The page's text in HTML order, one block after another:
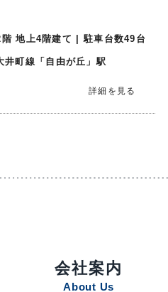
地上4階建て | 駐車台数49台
井町線「自由が丘」駅
詳細を見る
会社案内
About Us